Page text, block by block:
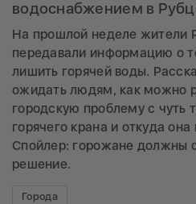
водоснабжением в
На прошлой неделе жители
передавали информацию о
лишить горячей воды.
ожидать людям, как можно
городскую проблему с чуть
горячего крана и откуда
Спойлер: горожане должны
решение.
Города